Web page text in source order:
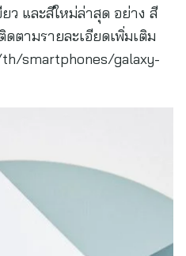
ว และสีใหม่ล่าสุด อย่าง สี
ตามรายละเอียดเพิ่มเติม
smartphones/galaxy-